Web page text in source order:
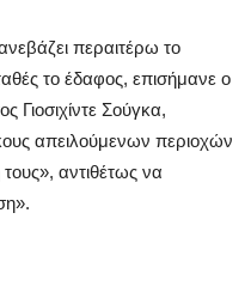
περαιτέρω το
το έδαφος, επισήμανε ο
Γιοσιχίντε Σούγκα,
απειλούμενων περιοχών
αντιθέτως να